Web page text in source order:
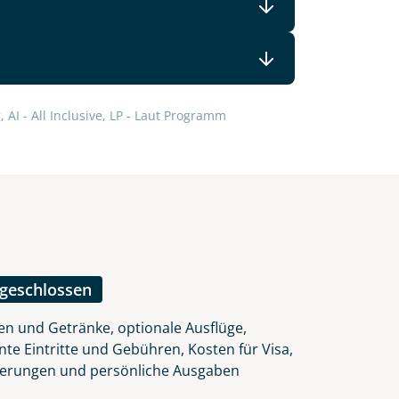
AI - All Inclusive, LP - Laut Programm
und Getränke, optionale Ausflüge,
Eintritte und Gebühren, Kosten für Visa,
und persönliche Ausgaben
erklären Sie, dass Sie die